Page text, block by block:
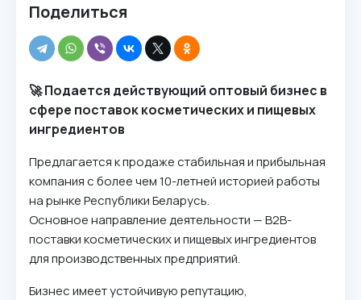
Поделиться
🚀 Подается действующий оптовый бизнес в
сфере поставок косметических и пищевых
ингредиентов
Предлагается к продаже стабильная и прибыльная
компания с более чем 10-летней историей работы
на рынке Республики Беларусь.
Основное направление деятельности — B2B-
поставки косметических и пищевых ингредиентов
для производственных предприятий.
Бизнес имеет устойчивую репутацию,